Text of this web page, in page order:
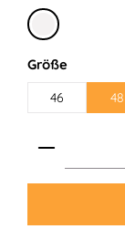
Weiß
Größe
46 48
Produkt